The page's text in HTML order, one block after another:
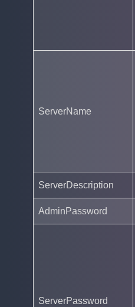
ServerName
ServerDescription
AdminPassword
ServerPassword